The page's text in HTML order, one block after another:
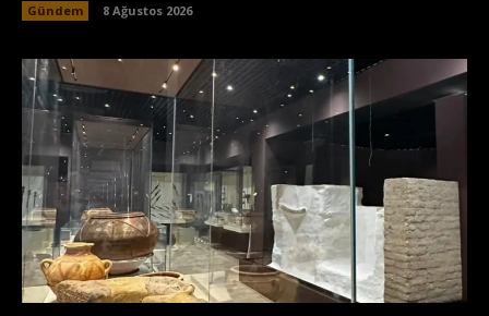
Gündem 8 Ağustos 2026